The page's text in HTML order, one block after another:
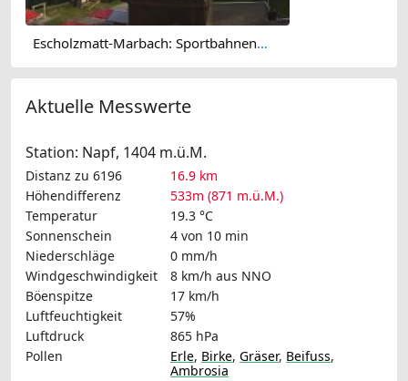
Escholzmatt-Marbach: Sportbahnen Marbachegg
Aktuelle Messwerte
Station: Napf, 1404 m.ü.M.
Distanz zu 6196
16.9 km
Höhendifferenz
533m (871 m.ü.M.)
Temperatur
19.3 °C
Sonnenschein
4 von 10 min
Niederschläge
0 mm/h
Windgeschwindigkeit
8 km/h aus NNO
Böenspitze
17 km/h
Luftfeuchtigkeit
57%
Luftdruck
865 hPa
Pollen
Erle, Birke, Gräser, Beifuss,
Ambrosia